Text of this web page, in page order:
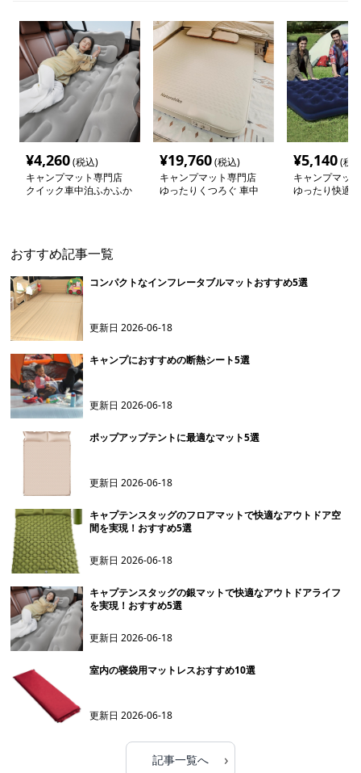
¥4,260(税込)
キャンプマット専門店
クイック車中泊ふかふか
¥19,760(税込)
キャンプマット専門店
ゆったりくつろぐ 車中
¥5,140(税
キャンプマッ
ゆったり快適
おすすめ記事一覧
コンパクトなインフレータブルマットおすすめ5選
更新日2026-06-18
キャンプにおすすめの断熱シート5選
更新日2026-06-18
ポップアップテントに最適なマット5選
更新日2026-06-18
キャプテンスタッグのフロアマットで快適なアウトドア空
間を実現！おすすめ5選
更新日2026-06-18
キャプテンスタッグの銀マットで快適なアウトドアライフ
を実現！おすすめ5選
更新日2026-06-18
室内の寝袋用マットレスおすすめ10選
更新日2026-06-18
記事一覧へ ›